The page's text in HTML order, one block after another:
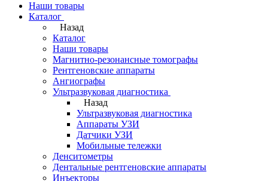
Наши товары
Каталог
Назад
Каталог
Наши товары
Магнитно-резонансные томографы
Рентгеновские аппараты
Ангиографы
Ультразвуковая диагностика
Назад
Ультразвуковая диагностика
Аппараты УЗИ
Датчики УЗИ
Мобильные тележки
Денситометры
Дентальные рентгеновские аппараты
Инъекторы